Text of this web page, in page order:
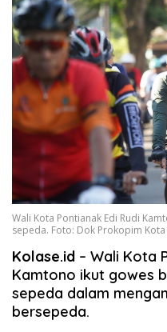
Wali Kota Pontianak Edi Rudi
sepeda. Foto: Dok Prokopim
Kolase.id – Wali Kota
Kamtono ikut gowes
sepeda dalam
bersepeda.